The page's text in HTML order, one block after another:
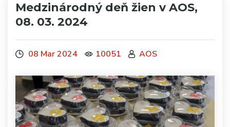
Medzinárodný deň žien v AOS,
08. 03. 2024
08 Mar 2024 10051 AOS